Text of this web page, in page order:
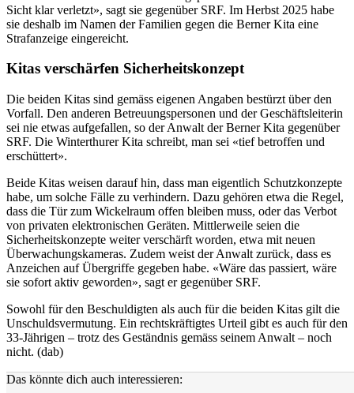
Sicht klar verletzt», sagt sie gegenüber SRF. Im Herbst 2025 habe
sie deshalb im Namen der Familien gegen die Berner Kita eine
Strafanzeige eingereicht.
Kitas verschärfen Sicherheitskonzept
Die beiden Kitas sind gemäss eigenen Angaben bestürzt über den
Vorfall. Den anderen Betreuungspersonen und der Geschäftsleiterin
sei nie etwas aufgefallen, so der Anwalt der Berner Kita gegenüber
SRF. Die Winterthurer Kita schreibt, man sei «tief betroffen und
erschüttert».
Beide Kitas weisen darauf hin, dass man eigentlich Schutzkonzepte
habe, um solche Fälle zu verhindern. Dazu gehören etwa die Regel,
dass die Tür zum Wickelraum offen bleiben muss, oder das Verbot
von privaten elektronischen Geräten. Mittlerweile seien die
Sicherheitskonzepte weiter verschärft worden, etwa mit neuen
Überwachungskameras. Zudem weist der Anwalt zurück, dass es
Anzeichen auf Übergriffe gegeben habe. «Wäre das passiert, wäre
sie sofort aktiv geworden», sagt er gegenüber SRF.
Sowohl für den Beschuldigten als auch für die beiden Kitas gilt die
Unschuldsvermutung. Ein rechtskräftigtes Urteil gibt es auch für den
33-Jährigen – trotz des Geständnis gemäss seinem Anwalt – noch
nicht. (dab)
Das könnte dich auch interessieren: